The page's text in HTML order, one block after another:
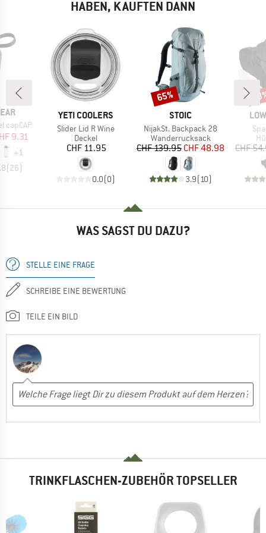
HABEN, KAUFTEN DANN
capCAP
Preis
9.31
+1
(26)
MARKE
YETI COOLERS
Artikel
Slider Lid R Wine
Produktgruppe
Deckel
Preis
CHF 11.95
0.0(0)
MARKE
STOIC
Artikel
NijakSt. Backpack 28
Produktgruppe
Wanderrucksack
Preis
CHF 139.95reduzierter Preis
CHF 48.98
3.9(10)
Rabatt
65%
CHF
WAS SAGST DU DAZU?
STELLE EINE FRAGE
SCHREIBE EINE BEWERTUNG
TEILE EIN BILD
TRINKFLASCHEN-ZUBEHÖR TOPSELLER